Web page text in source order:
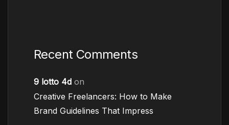
Recent Comments
9 lotto 4d on
Creative Freelancers: How to Make
Brand Guidelines That Impress